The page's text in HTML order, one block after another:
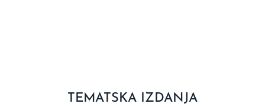
TEMATSKA IZDANJA